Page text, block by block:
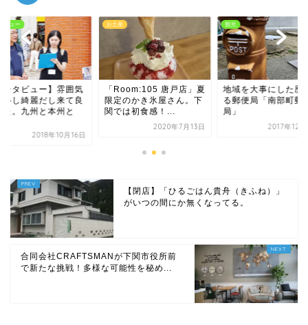
唐戸店」夏
のかき氷屋さん。下
は初食感！...
観光
地域を大事にした歴史あ
る郵便局「南部町郵便
局」
2017年12月28日
インタビュー
【インタビュー】雰
もいいし綺麗だし来
かった。九州と本州
【閉店】「ひるごはん貴舟（きふね）」
がいつの間にか無くなってる。
合同会社CRAFTSMANが下関市役所前
で新たな挑戦！多様な可能性を秘め...